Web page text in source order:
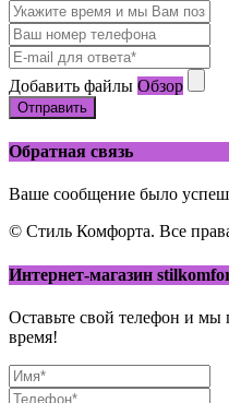
Добавить файлы Обзор
Отправить
Обратная связь
Ваше сообщение было
© Стиль Комфорта. Все
Интернет-магазин
Оставьте свой телефон и мы
время!